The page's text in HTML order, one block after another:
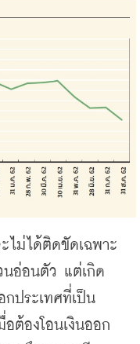
ไม่ได้ติดขัดเฉพาะ
นอ่อนตัว
แต่เกิด
กประเทศที่เป็น
อต้องโอนเงินออก